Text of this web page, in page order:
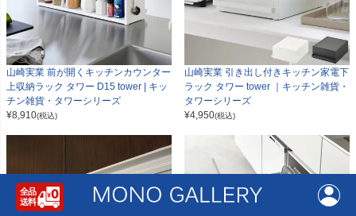
山崎実業 前が開くキッチンカウンター
上収納ラック タワー D15 tower | キッ
チン雑貨・タワーシリーズ
¥8,910(税込)
山崎実業 引き出し付きキッチン家電下
ラック タワー tower ｜キッチン雑貨・
タワーシリーズ
¥4,950(税込)